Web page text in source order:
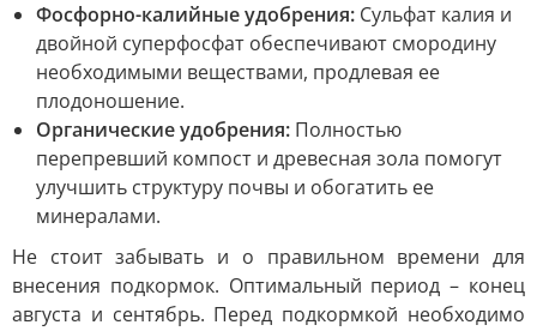
Фосфорно-калийные удобрения: Сульфат калия и
двойной суперфосфат обеспечивают смородину
необходимыми веществами, продлевая ее
плодоношение.
Органические удобрения: Полностью
перепревший компост и древесная зола помогут
улучшить структуру почвы и обогатить ее
минералами.
Не стоит забывать и о правильном времени для
внесения подкормок. Оптимальный период – конец
августа и сентябрь. Перед подкормкой необходимо